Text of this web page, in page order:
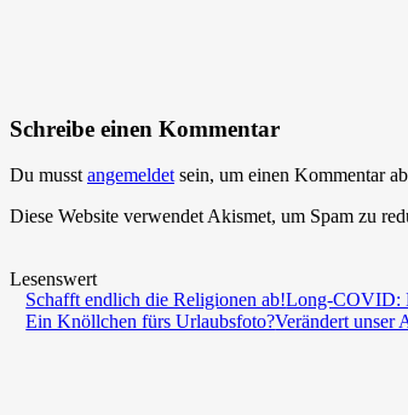
Schreibe einen Kommentar
Du musst angemeldet sein, um einen Kommentar
Diese Website verwendet Akismet, um Spam zu
Lesenswert
Schafft endlich die Religionen ab!Long-COVID:
Ein Knöllchen fürs Urlaubsfoto?Verändert unser